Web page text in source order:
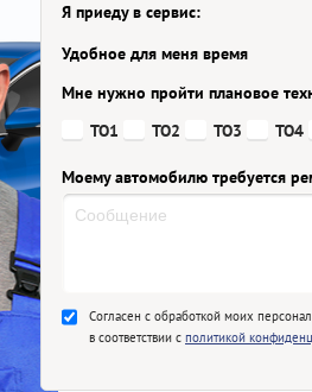
Я приеду в сервис:
Удобное для меня время
Мне нужно пройти плановое
ТО1
ТО2 ТО3 ТО4
Моему автомобилю требуется
Согласен с обработкой моих
в соответствии с политикой